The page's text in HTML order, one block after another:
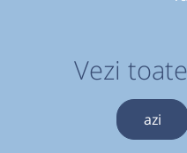
Vezi
azi